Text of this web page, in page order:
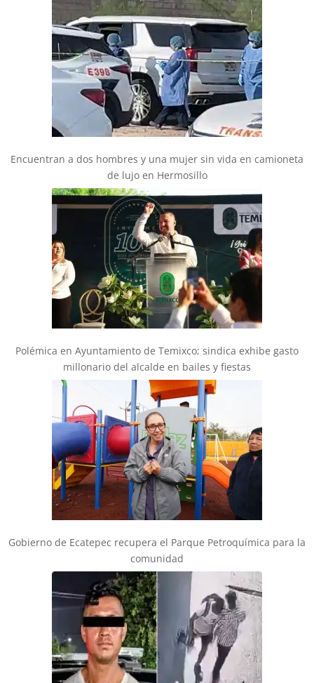
Encuentran a dos hombres y una mujer sin vida en camioneta
de lujo en Hermosillo
Polémica en Ayuntamiento de Temixco; sindica exhibe gasto
millonario del alcalde en bailes y fiestas
Gobierno de Ecatepec recupera el Parque Petroquímica para la
comunidad